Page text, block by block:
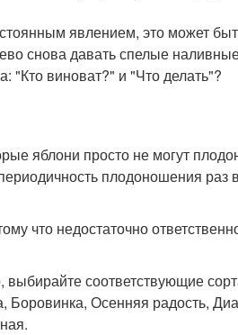
явлением, это может
снова давать спелые
"Кто виноват?" и "Что делать"?
яблони просто не могут
плодоношения раз
что недостаточно
соответствующие
Боровинка, Осенняя радость,